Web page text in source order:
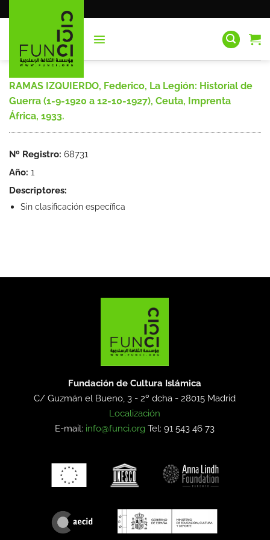
al
RAMAS IZQUIERDO, Federico, La Legión: Historial de
Guerra (1-9-1920 a 12-10-1927), Ceuta, Imprenta
África, 1933.
Nº Registro: 68731
Año: 1
Descriptores:
Sin clasificación específica
Fundación de Cultura Islámica
C/ Guzmán el Bueno, 3 - 2º dcha -28015 Madrid
Localización
E-mail: info@funci.org Tel: 91 543 46 73